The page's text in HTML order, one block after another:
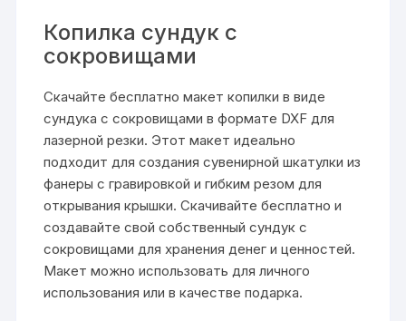
Копилка сундук с
сокровищами
Скачайте бесплатно макет копилки в виде
сундука с сокровищами в формате DXF для
лазерной резки. Этот макет идеально
подходит для создания сувенирной шкатулки из
фанеры с гравировкой и гибким резом для
открывания крышки. Скачивайте бесплатно и
создавайте свой собственный сундук с
сокровищами для хранения денег и ценностей.
Макет можно использовать для личного
использования или в качестве подарка.